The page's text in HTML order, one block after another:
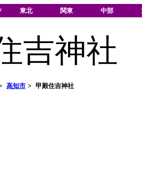
東北 関東 中部
吉神社
高知市 > 甲殿住吉神社